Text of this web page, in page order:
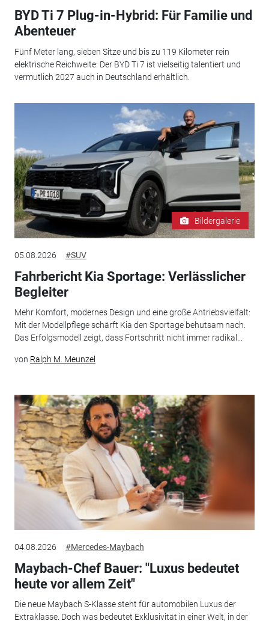
BYD Ti 7 Plug-in-Hybrid: Für Familie und
Abenteuer
Fünf Meter lang, sieben Sitze und bis zu 119 Kilometer rein
elektrische Reichweite: Der BYD Ti 7 ist vielseitig talentiert und
vermutlich 2027 auch in Deutschland erhältlich.
Bildergalerie
05.08.2026 #SUV
Fahrbericht Kia Sportage: Verlässlicher
Begleiter
Mehr Komfort, modernes Design und eine große Antriebsvielfalt:
Mit der Modellpflege schärft Kia den Sportage behutsam nach.
Das Erfolgsmodell zeigt, dass Fortschritt nicht immer radikal...
von Ralph M. Meunzel
04.08.2026 #Mercedes-Maybach
Maybach-Chef Bauer: "Luxus bedeutet
heute vor allem Zeit"
Die neue Maybach S-Klasse steht für automobilen Luxus der
Extraklasse. Doch was bedeutet Exklusivität in einer Welt, in der